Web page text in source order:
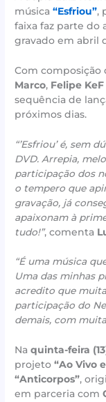
música“Esfriou”,
faixa faz parte do
gravado em abril
Com composição
Marco, Felipe KeF
sequência de
próximos dias.
“’Esfriou’ é, sem
DVD. Arrepia,
participação dos
o tempero que
gravação, já
apaixonam à
tudo!”, comenta
“É uma música
Uma das minhas
acredito que
participação do
demais, com
Naquinta-feira
projeto“Ao Vivo
“Anticorpos”,
em parceria com